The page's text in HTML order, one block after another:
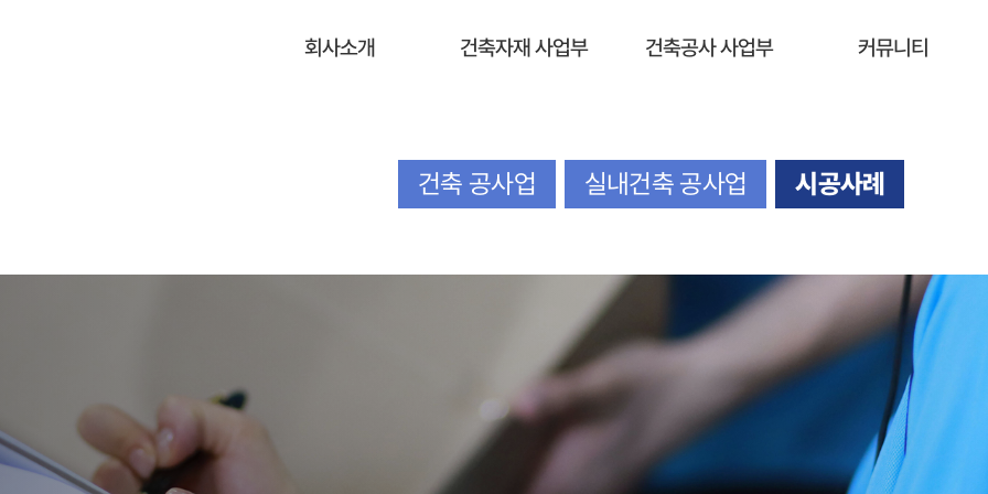
회사소개 건축자재 사업부 건축공사 사업부 커뮤니티
건축 공사업 실내건축 공사업 시공사례